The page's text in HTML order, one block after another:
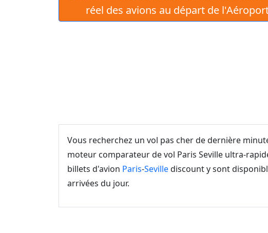
réel des avions au départ de
Vous recherchez un vol pas cher de dernière
moteur comparateur de vol Paris Seville ultra-
billets d'avion Paris-Sevillediscount y sont
arrivées du jour.